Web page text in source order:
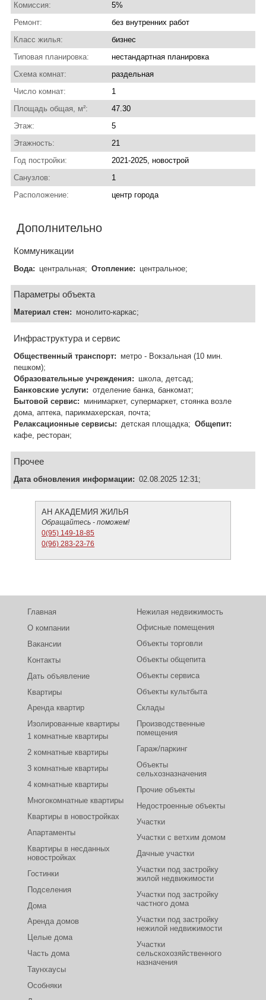
Комиссия:
5%
Ремонт:
без внутренних работ
Класс жилья:
бизнес
Типовая планировка:
нестандартная планировка
Схема комнат:
раздельная
Число комнат:
1
Площадь общая, м²:
47.30
Этаж:
5
Этажность:
21
Год постройки:
2021-2025, новострой
Санузлов:
1
Расположение:
центр города
Дополнительно
Коммуникации
Вода: центральная; Отопление: центральное;
Параметры объекта
Материал стен: монолито-каркас;
Инфраструктура и сервис
Общественный транспорт: метро - Вокзальная (10 мин.
пешком);
Образовательные учреждения: школа, детсад;
Банковские услуги: отделение банка, банкомат;
Бытовой сервис: минимаркет, супермаркет, стоянка возле
дома, аптека, парикмахерская, почта;
Релаксационные сервисы: детская площадка; Общепит:
кафе, ресторан;
Прочее
Дата обновления информации: 02.08.2025 12:31;
АН АКАДЕМИЯ ЖИЛЬЯ
Обращайтесь - поможем!
0(95) 149-18-85
0(96) 283-23-76
Главная
О компании
Вакансии
Контакты
Дать объявление
Квартиры
Аренда квартир
Изолированные квартиры
1 комнатные квартиры
2 комнатные квартиры
3 комнатные квартиры
4 комнатные квартиры
Многокомнатные квартиры
Квартиры в новостройках
Апартаменты
Квартиры в несданных
новостройках
Гостинки
Подселения
Дома
Аренда домов
Целые дома
Часть дома
Таунхаусы
Особняки
Нежилая недвижимость
Офисные помещения
Объекты торговли
Объекты общепита
Объекты сервиса
Объекты культбыта
Склады
Производственные
помещения
Гараж/паркинг
Объекты
сельхозназначения
Прочие объекты
Недостроенные объекты
Участки
Участки с ветхим домом
Дачные участки
Участки под застройку
жилой недвижимости
Участки под застройку
частного дома
Участки под застройку
нежилой недвижимости
Участки
сельскохозяйственного
назначения